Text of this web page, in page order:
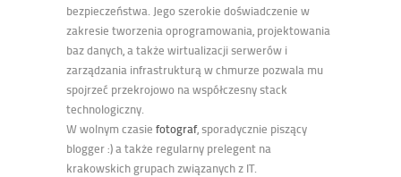
bezpieczeństwa. Jego szerokie doświadczenie w
zakresie tworzenia oprogramowania, projektowania
baz danych, a także wirtualizacji serwerów i
zarządzania infrastrukturą w chmurze pozwala mu
spojrzeć przekrojowo na współczesny stack
technologiczny.
W wolnym czasie fotograf, sporadycznie piszący
blogger :) a także regularny prelegent na
krakowskich grupach związanych z IT.